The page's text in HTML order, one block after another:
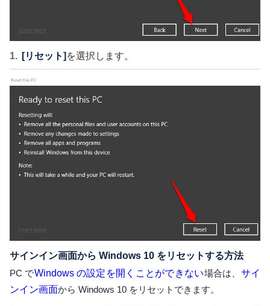
[リセット] を選択します。
サインイン画面から Windows 10 をリセットする方法
PC でWindows の設定を開くことができない場合は、 サイ
ンイン画面から Windows 10 をリセットできます。